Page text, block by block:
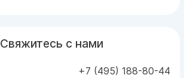
Свяжитесь с нами
+7 (495) 188-80-44